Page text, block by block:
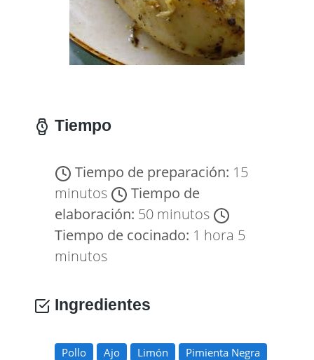
Tiempo
Tiempo de preparación: 15
minutos
Tiempo de
elaboración: 50 minutos
Tiempo de cocinado: 1 hora 5
minutos
Ingredientes
Pollo Ajo Limón
Pimienta Negra